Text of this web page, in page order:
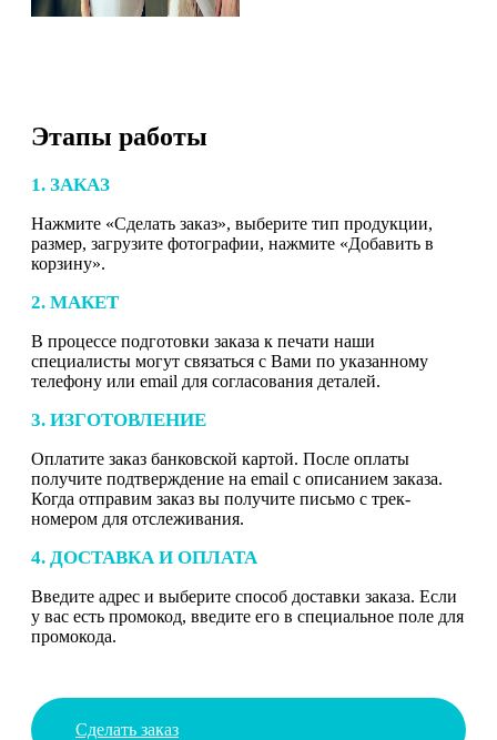
Этапы работы
1. ЗАКАЗ
Нажмите «Сделать заказ», выберите тип продукции,
размер, загрузите фотографии, нажмите «Добавить в
корзину».
2. МАКЕТ
В процессе подготовки заказа к печати наши
специалисты могут связаться с Вами по указанному
телефону или email для согласования деталей.
3. ИЗГОТОВЛЕНИЕ
Оплатите заказ банковской картой. После оплаты
получите подтверждение на email с описанием заказа.
Когда отправим заказ вы получите письмо с трек-
номером для отслеживания.
4. ДОСТАВКА И ОПЛАТА
Введите адрес и выберите способ доставки заказа. Если
у вас есть промокод, введите его в специальное поле для
промокода.
Сделать заказ